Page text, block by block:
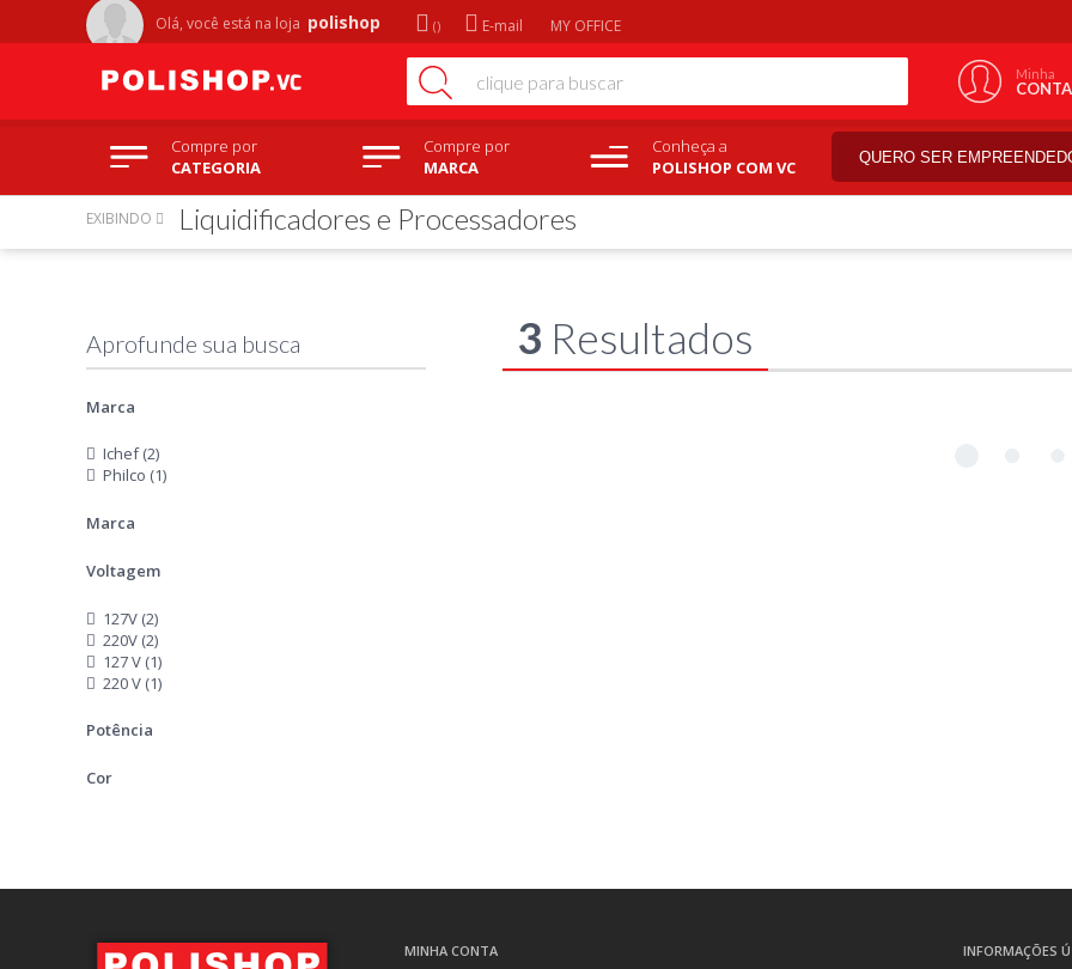
Olá, você está na loja polishop E-mail MY OFFICE
Minha
CONTA
Compre por
CATEGORIA
Compre por
MARCA
Conheça a
POLISHOP COM VC
QUERO SER
Marca
Ichef (2)
Philco (1)
Marca
Voltagem
127V (2)
220V (2)
127 V (1)
220 V (1)
Potência
Cor
EXIBINDO Liquidificadores e Processadores
3 Resultados
MINHA CONTA INFORMAÇÕES